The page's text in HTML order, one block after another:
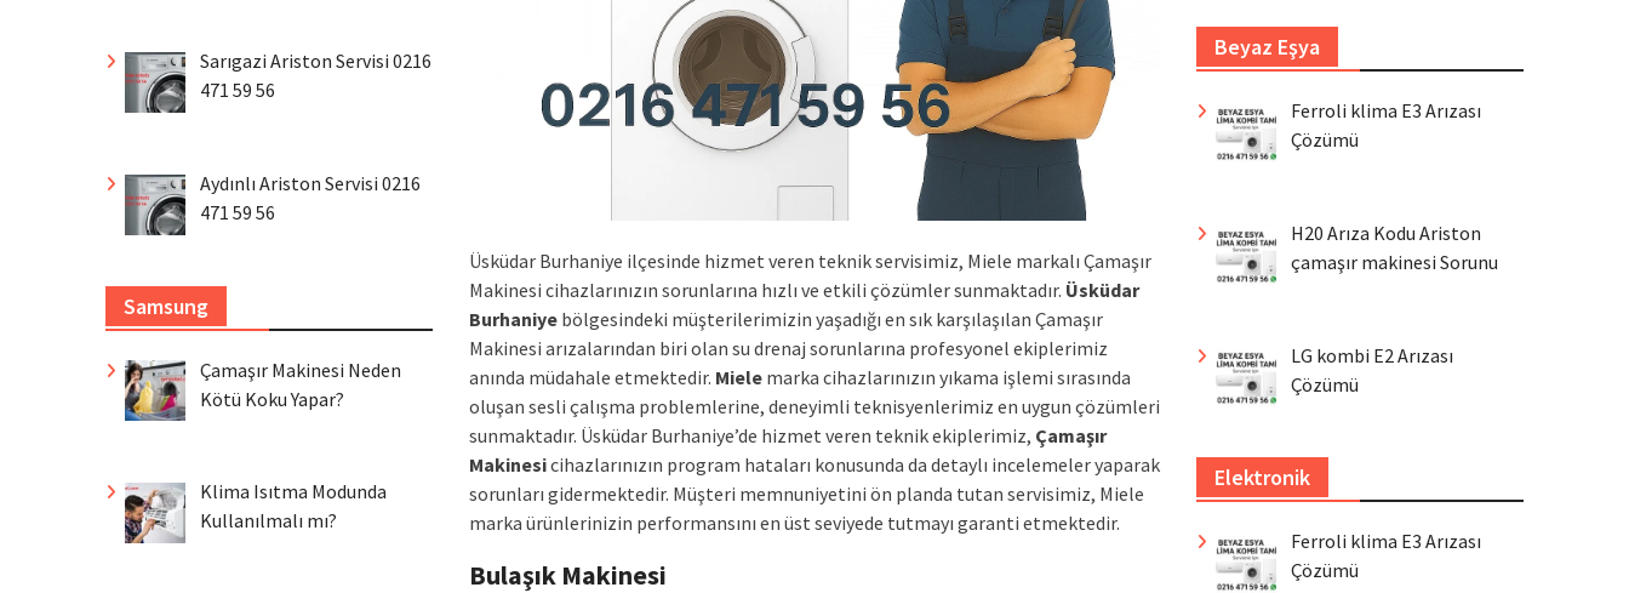
Üsküdar Burhaniye ilçesinde hizmet veren teknik servisimiz, Miele markalı Çamaşır
Makinesi cihazlarınızın sorunlarına hızlı ve etkili çözümler sunmaktadır. Üsküdar
Burhaniye bölgesindeki müşterilerimizin yaşadığı en sık karşılaşılan Çamaşır
Makinesi arızalarından biri olan su drenaj sorunlarına profesyonel ekiplerimiz
anında müdahale etmektedir. Miele marka cihazlarınızın yıkama işlemi sırasında
oluşan sesli çalışma problemlerine, deneyimli teknisyenlerimiz en uygun çözümleri
sunmaktadır. Üsküdar Burhaniye’de hizmet veren teknik ekiplerimiz, Çamaşır
Makinesicihazlarınızın program hataları konusunda da detaylı incelemeler yaparak
sorunları gidermektedir. Müşteri memnuniyetini ön planda tutan servisimiz, Miele
marka ürünlerinizin performansını en üst seviyede tutmayı garanti etmektedir.
Bulaşık Makinesi
Beyaz Eşya
Ferroli klima E3 Arızası
Çözümü
H20 Arıza Kodu Ariston
çamaşır makinesi Sorunu
LG kombi E2 Arızası
Çözümü
Elektronik
Ferroli klima E3 Arızası
Çözümü
Sarıgazi Ariston Servisi 0216
471 59 56
Aydınlı Ariston Servisi 0216
471 59 56
Samsung
Çamaşır Makinesi Neden
Kötü Koku Yapar?
Klima Isıtma Modunda
Kullanılmalı mı?